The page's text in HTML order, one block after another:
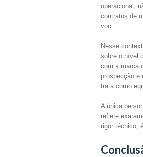
operacional,
contratos de
voo.
Nesse
sobre o nível
com a marca
prospecção e
trata como
A única
reflete
rigor técnico,